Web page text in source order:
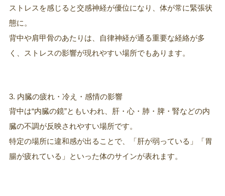
ストレスを感じると交感神経が優位になり、体が常に緊張状
態に。
背中や肩甲骨のあたりは、自律神経が通る重要な経絡が多
く、ストレスの影響が現れやすい場所でもあります。
3. 内臓の疲れ・冷え・感情の影響
背中は“内臓の鏡”ともいわれ、肝・心・肺・脾・腎などの内
臓の不調が反映されやすい場所です。
特定の場所に違和感が出ることで、「肝が弱っている」「胃
腸が疲れている」といった体のサインが表れます。